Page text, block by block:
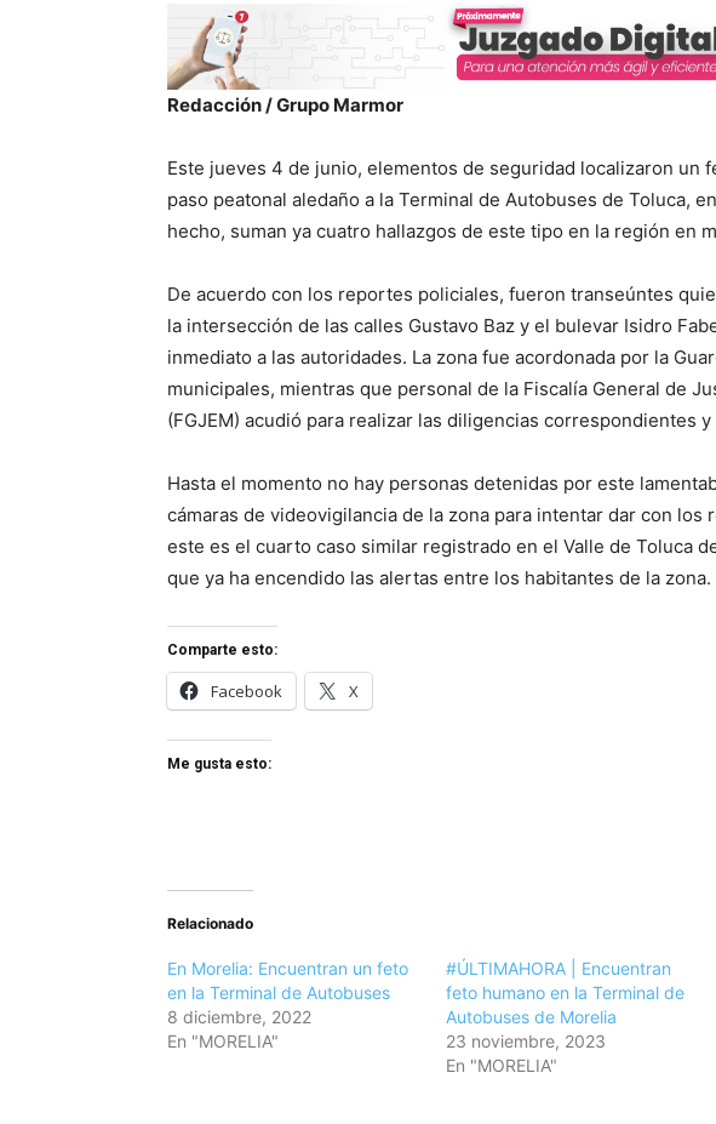
Redacción / Grupo Marmor
Este jueves 4 de junio, elementos de seguridad localizaron un
paso peatonal aledaño a la Terminal de Autobuses de Toluca,
hecho, suman ya cuatro hallazgos de este tipo en la región en
De acuerdo con los reportes policiales, fueron transeúntes
la intersección de las calles Gustavo Baz y el bulevar Isidro
inmediato a las autoridades. La zona fue acordonada por la
municipales, mientras que personal de la Fiscalía General de
(FGJEM) acudió para realizar las diligencias correspondientes
Hasta el momento no hay personas detenidas por este
cámaras de videovigilancia de la zona para intentar dar con los
este es el cuarto caso similar registrado en el Valle de Toluca
que ya ha encendido las alertas entre los habitantes de la zona.
Comparte esto:
Facebook X
Me gusta esto:
Relacionado
En Morelia: Encuentran un feto
en la Terminal de Autobuses
8 diciembre, 2022
En "MORELIA"
#ÚLTIMAHORA | Encuentran
feto humano en la Terminal de
Autobuses de Morelia
23 noviembre, 2023
En "MORELIA"